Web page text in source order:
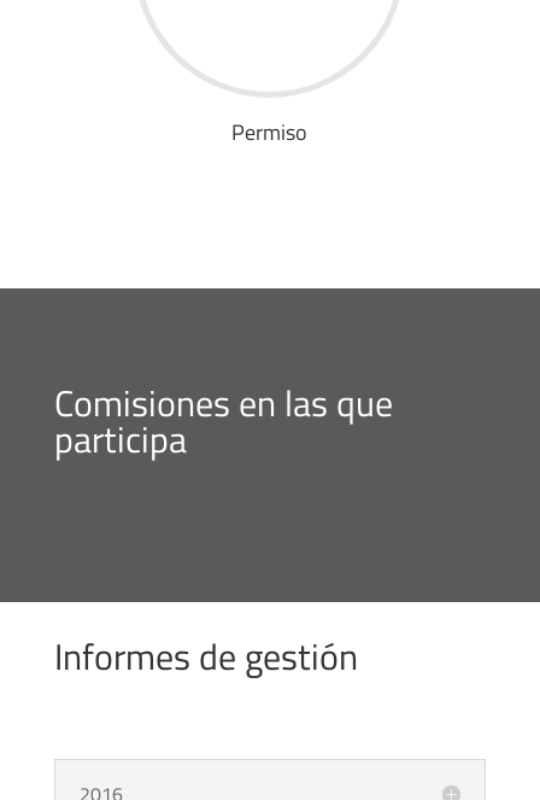
Permiso
Comisiones en las que
participa
Informes de gestión
2016